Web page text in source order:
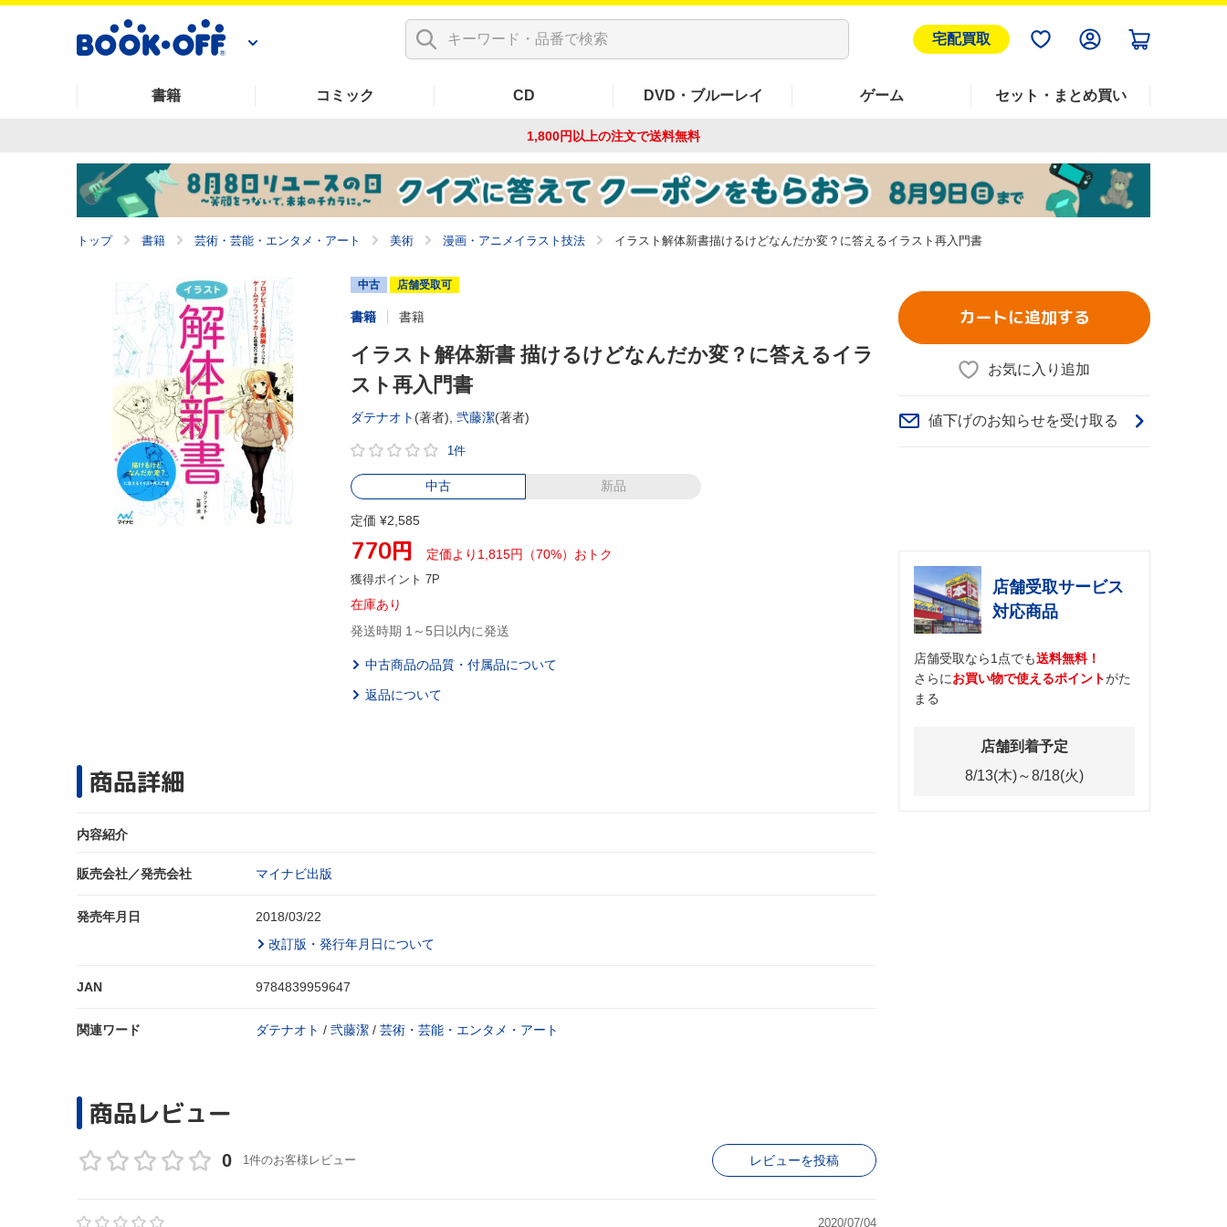
宅配買取
書籍 コミック CD DVD・ブルーレイ ゲーム セット・まとめ買い
1,800円以上の注文で送料無料
トップ 書籍 芸術・芸能・エンタメ・アート 美術 漫画・アニメイラスト技法 イラスト解体新書描けるけどなんだか変？に答えるイラスト再入門書
中古 店舗受取可
書籍 書籍
イラスト解体新書 描けるけどなんだか変？に答えるイラ
スト再入門書
ダテナオト (著者), 弐藤潔(著者)
1件
中古 新品
定価 ¥2,585
770円 定価より1,815円（70%）おトク
獲得ポイント 7P
在庫あり
発送時期 1～5日以内に発送
中古商品の品質・付属品について
返品について
商品詳細
内容紹介
販売会社／発売会社 マイナビ出版
発売年月日
2018/03/22
改訂版・発行年月日について
JAN 9784839959647
関連ワード ダテナオト / 弐藤潔 / 芸術・芸能・エンタメ・アート
カートに追加する
お気に入り追加
値下げのお知らせを受け取る
店舗受取サービス
対応商品
店舗受取なら1点でも送料無料！
さらにお買い物で使えるポイントがた
まる
店舗到着予定
8/13(木)～8/18(火)
商品レビュー
0 1件のお客様レビュー レビューを投稿
2020/07/04